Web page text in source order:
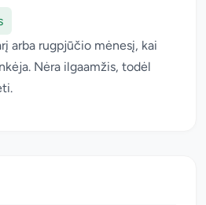
arba rugpjūčio mėnesį, kai
Nėra ilgaamžis, todėl